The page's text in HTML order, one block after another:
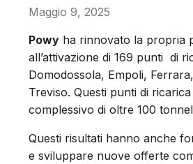
Maggio 9, 2025
Powy ha rinnovato la propria
all’attivazione di 169 punti di
Domodossola, Empoli,
Treviso. Questi punti di
complessivo di oltre 100
Questi risultati hanno anche
e sviluppare nuove offerte